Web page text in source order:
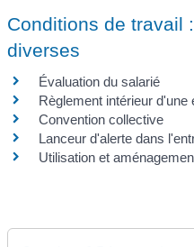
Conditions de travail
diverses
Évaluation du salarié
Règlement intérieur d'une
Convention collective
Lanceur d'alerte dans
Utilisation et